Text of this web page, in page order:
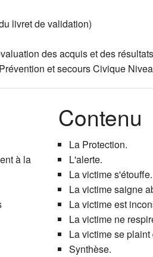
livret de validation)
des acquis et des
et secours Civique
à la
Contenu
La Protection.
L'alerte.
La victime
La victime saigne
La victime est
La victime ne
La victime se
Synthèse.